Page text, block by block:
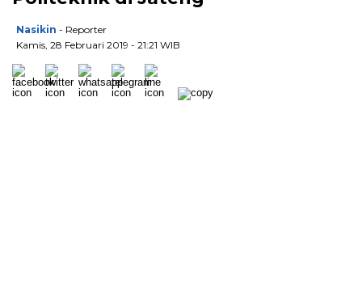
Nasikin - Reporter
Kamis, 28 Februari 2019 - 21:21 WIB